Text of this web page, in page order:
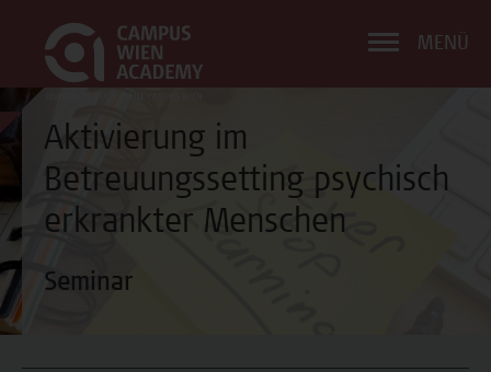
MENÜ
Aktivierung im
Betreuungssetting psychisch
erkrankter Menschen
Seminar